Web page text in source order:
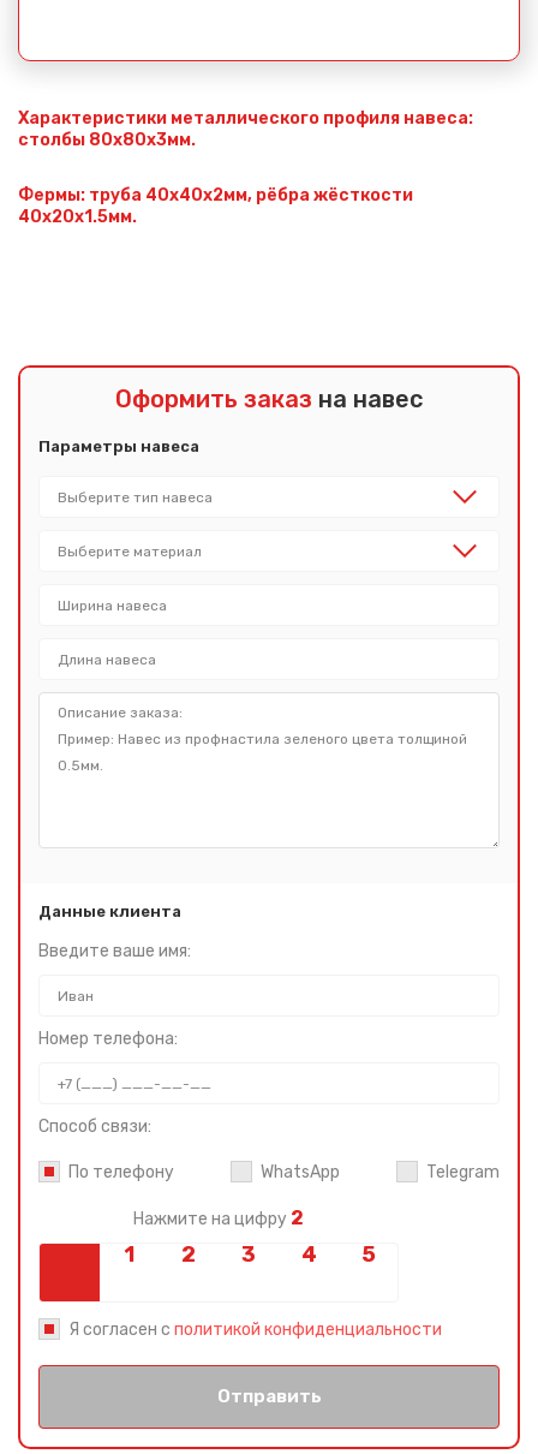
Характеристики металлического профиля навеса:
столбы 80х80х3мм.
Фермы: труба 40х40х2мм, рёбра жёсткости
40х20х1.5мм.
Оформить заказ на навес
Параметры навеса
Данные клиента
Введите ваше имя:
Номер телефона:
Способ связи:
По телефону WhatsApp Telegram
Нажмите на цифру 2
Я согласен с политикой конфиденциальности
Отправить
отправлено
Спасибо за обращение, наш специалист свяжется с